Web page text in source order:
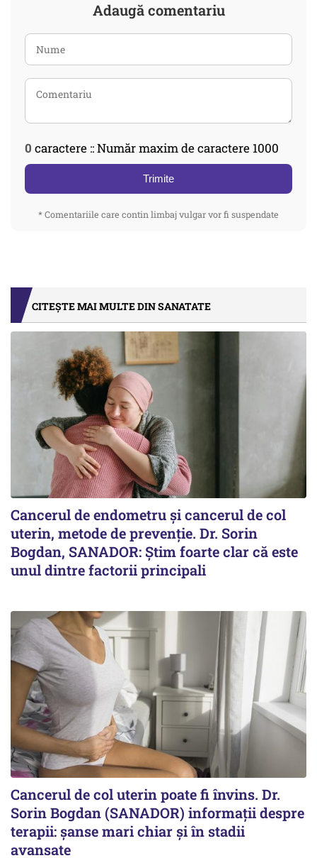
Adaugă comentariu
0 caractere :: Număr maxim de caractere 1000
Trimite
* Comentariile care contin limbaj vulgar vor fi suspendate
CITEȘTE MAI MULTE DIN SANATATE
Cancerul de endometru și cancerul de col
uterin, metode de prevenție. Dr. Sorin
Bogdan, SANADOR: Știm foarte clar că este
unul dintre factorii principali
Cancerul de col uterin poate fi învins. Dr.
Sorin Bogdan (SANADOR) informații despre
terapii: șanse mari chiar și în stadii
avansate